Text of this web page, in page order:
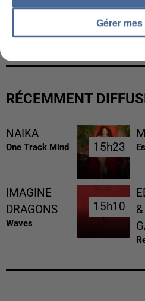
UNE TOURISTE DE L’OISE
COULÉE DE BOUE EN
RÉCEMMENT
NAIKA
One Track Mind 15h23
15h23
IMAGINE
DRAGONS
Waves
15h10
15h10
Gérer